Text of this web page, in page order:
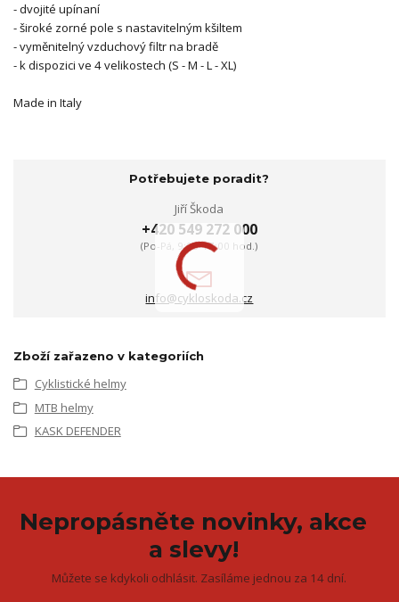
- dvojité upínaní
- široké zorné pole s nastavitelným kšiltem
- vyměnitelný vzduchový filtr na bradě
- k dispozici ve 4 velikostech (S - M - L - XL)
Made in Italy
Potřebujete poradit?
Jiří Škoda
+420 549 272 000
(Po-Pá, 9:00-17:00 hod.)
info@cykloskoda.cz
Zboží zařazeno v kategoriích
Cyklistické helmy
MTB helmy
KASK DEFENDER
Nepropásněte novinky, akce
a slevy!
Můžete se kdykoli odhlásit. Zasíláme jednou za 14 dní.